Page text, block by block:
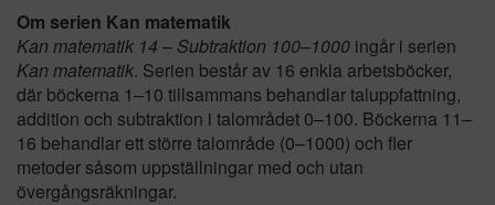
Om serien Kan matematik
Kan matematik 14 – Subtraktion 100–1000 ingår i serien
Kan matematik. Serien består av 16 enkla arbetsböcker,
där böckerna 1–10 tillsammans behandlar taluppfattning,
addition och subtraktion i talområdet 0–100. Böckerna 11–
16 behandlar ett större talområde (0–1000) och fler
metoder såsom uppställningar med och utan
övergångsräkningar.